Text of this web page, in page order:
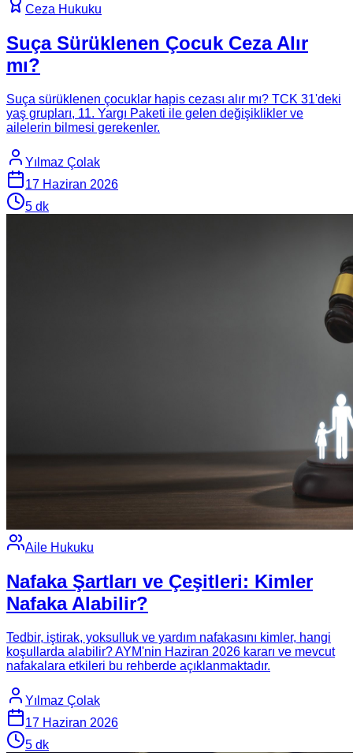
Ceza Hukuku
Suça Sürüklenen Çocuk Ceza Alır
mı?
Suça sürüklenen çocuklar hapis cezası alır mı? TCK 31'deki
yaş grupları, 11. Yargı Paketi ile gelen değişiklikler ve
ailelerin bilmesi gerekenler.
Yılmaz Çolak
17 Haziran 2026
5 dk
Aile Hukuku
Nafaka Şartları ve Çeşitleri: Kimler
Nafaka Alabilir?
Tedbir, iştirak, yoksulluk ve yardım nafakasını kimler, hangi
koşullarda alabilir? AYM'nin Haziran 2026 kararı ve mevcut
nafakalara etkileri bu rehberde açıklanmaktadır.
Yılmaz Çolak
17 Haziran 2026
5 dk